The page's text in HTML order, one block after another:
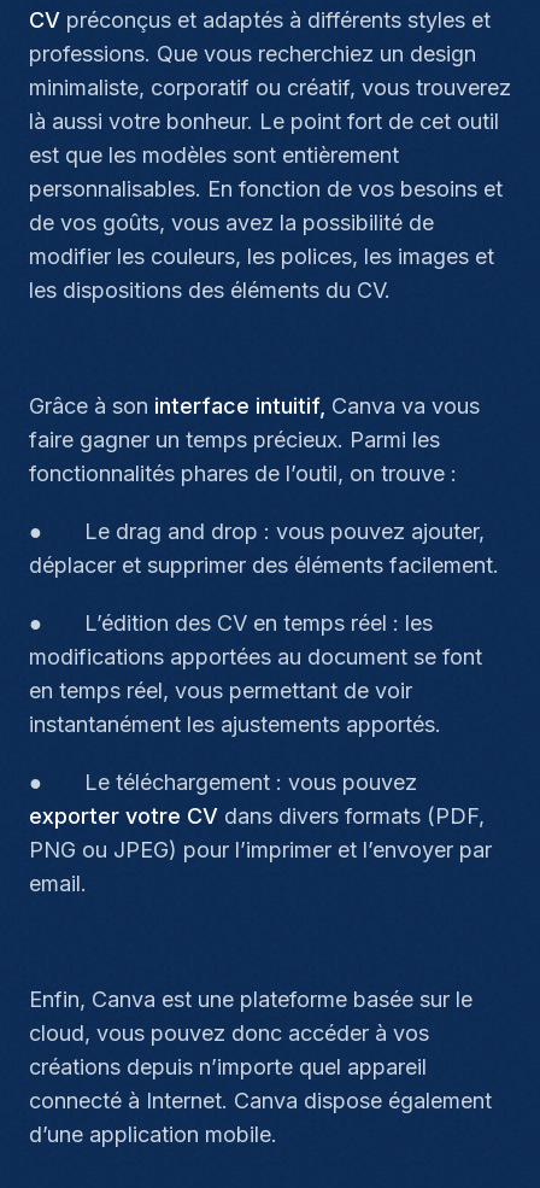
CV préconçus et adaptés à différents styles et
professions. Que vous recherchiez un design
minimaliste, corporatif ou créatif, vous trouverez
là aussi votre bonheur. Le point fort de cet outil
est que les modèles sont entièrement
personnalisables. En fonction de vos besoins et
de vos goûts, vous avez la possibilité de
modifier les couleurs, les polices, les images et
les dispositions des éléments du CV.
Grâce à son interface intuitif, Canva va vous
faire gagner un temps précieux. Parmi les
fonctionnalités phares de l’outil, on trouve :
● Le drag and drop : vous pouvez ajouter,
déplacer et supprimer des éléments facilement.
● L’édition des CV en temps réel : les
modifications apportées au document se font
en temps réel, vous permettant de voir
instantanément les ajustements apportés.
● Le téléchargement : vous pouvez
exporter votre CV dans divers formats (PDF,
PNG ou JPEG) pour l’imprimer et l’envoyer par
email.
Enfin, Canva est une plateforme basée sur le
cloud, vous pouvez donc accéder à vos
créations depuis n’importe quel appareil
connecté à Internet. Canva dispose également
d’une application mobile.